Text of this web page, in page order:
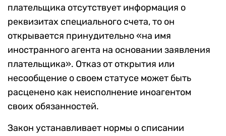
плательщика отсутствует информация о
реквизитах специального счета, то он
открывается принудительно «на имя
иностранного агента на основании заявления
плательщика». Отказ от открытия или
несообщение о своем статусе может быть
расценено как неисполнение иноагентом
своих обязанностей.
Закон устанавливает нормы о списании